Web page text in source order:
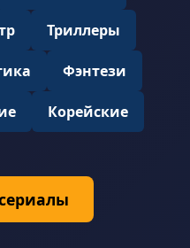
Триллеры
Фэнтези
Корейские